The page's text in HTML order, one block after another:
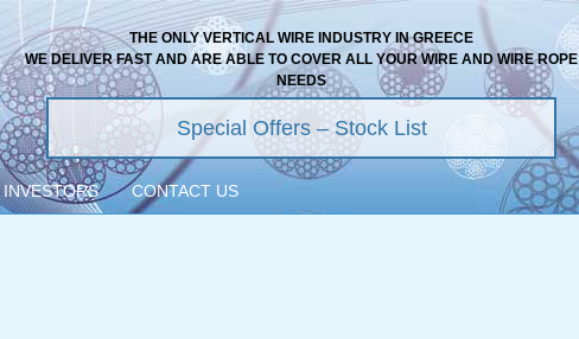
THE ONLY VERTICAL WIRE INDUSTRY IN GREECE
WE DELIVER FAST AND ARE ABLE TO COVER ALL YOUR WIRE AND WIRE ROPE
NEEDS
Special Offers – Stock List
INVESTORS CONTACT US